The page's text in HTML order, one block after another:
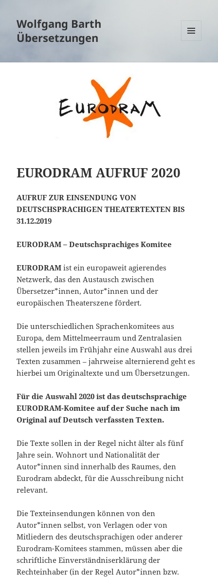
Wolfgang Barth
Übersetzungen
WIDGETS
EURODRAM AUFRUF 2020
AUFRUF ZUR EINSENDUNG VON
DEUTSCHSPRACHIGEN THEATERTEXTEN BIS
31.12.2019
EURODRAM – Deutschsprachiges Komitee
EURODRAMist ein europaweit agierendes
Netzwerk, das den Austausch zwischen
Übersetzer*innen, Autor*innen und der
europäischen Theaterszene fördert.
Die unterschiedlichen Sprachenkomitees aus
Europa, dem Mittelmeerraum und Zentralasien
stellen jeweils im Frühjahr eine Auswahl aus drei
Texten zusammen – jahrweise alternierend geht es
hierbei um Originaltexte und um Übersetzungen.
Für die Auswahl 2020 ist das deutschsprachige
EURODRAM-Komitee auf der Suche nach im
Original auf Deutsch verfassten Texten.
Die Texte sollen in der Regel nicht älter als fünf
Jahre sein. Wohnort und Nationalität der
Autor*innen sind innerhalb des Raumes, den
Eurodram abdeckt, für die Ausschreibung nicht
relevant.
Die Texteinsendungen können von den
Autor*innen selbst, von Verlagen oder von
Mitliedern des deutschsprachigen oder anderer
Eurodram-Komitees stammen, müssen aber die
schriftliche Einverständniserklärung der
Rechteinhaber (in der Regel Autor*innen bzw.